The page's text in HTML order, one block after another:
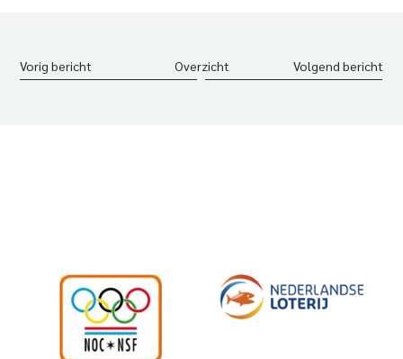
Vorig bericht Overzicht Volgend bericht